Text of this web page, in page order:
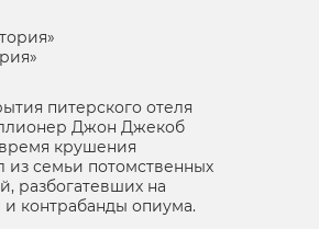
питерского отеля
Джон Джекоб
крушения
из семьи потомственных
разбогатевших на
контрабанды опиума.